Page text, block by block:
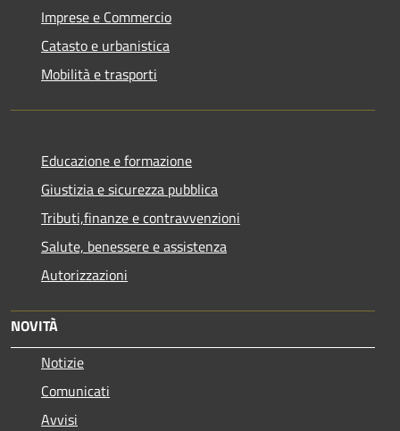
Imprese e Commercio
Catasto e urbanistica
Mobilità e trasporti
Educazione e formazione
Giustizia e sicurezza pubblica
Tributi,finanze e contravvenzioni
Salute, benessere e assistenza
Autorizzazioni
NOVITÀ
Notizie
Comunicati
Avvisi